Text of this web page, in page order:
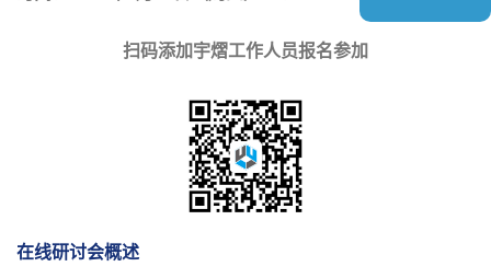
扫码添加宇熠工作人员报名参加
在线研讨会概述